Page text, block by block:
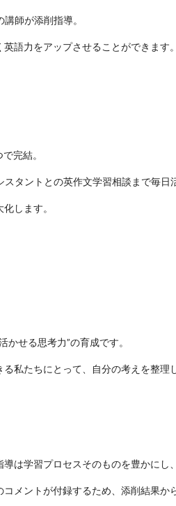
師が添削指導。
語力をアップさせることができます。
完結。
タントとの英作文学習相談まで毎日
します。
せる思考力”の育成です。
私たちにとって、自分の考えを整
は学習プロセスそのものを豊かにし
メントが付録するため、添削結果か